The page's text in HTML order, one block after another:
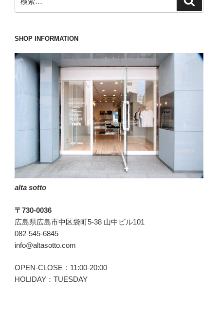
て
て
そ
が
ボ
ル
ネ
に
な
る
レ
ブ
ン
テ
と
TOMORROWLAND(ト
索:
SHOP INFORMATION
alta sotto
〒730-0036
広島県広島市中区袋町5-38 山中ビル101
082-545-6845
info@altasotto.com
OPEN-CLOSE：11:00-20:00
HOLIDAY：TUESDAY